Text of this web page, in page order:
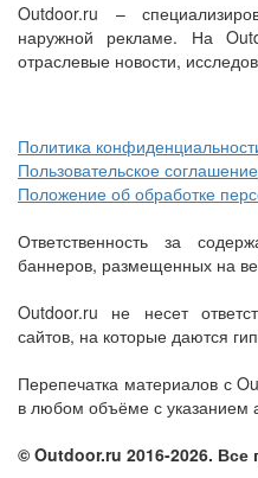
Outdoor.ru –
наружной рекламе. На
отраслевые новости,
Политика
Пользовательское соглашение
Положение об обработке
Ответственность за
баннеров, размещенных на
Outdoor.ru не несет
сайтов, на которые даются
Перепечатка материалов с
в любом объёме с указанием
© Outdoor.ru 2016-2026. Все